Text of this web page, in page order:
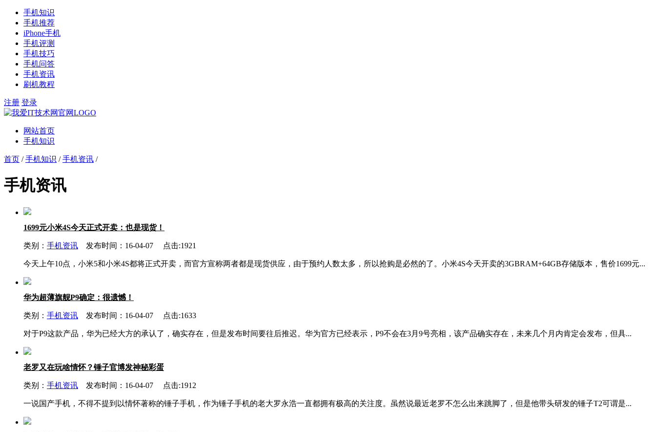
手机知识
手机推荐
iPhone手机
手机评测
手机技巧
手机问答
手机资讯
刷机教程
注册 登录
网站首页
手机知识
首页 /手机知识 /手机资讯 /
手机资讯
1699元小米4S今天正式开卖：也是现货！
类别： 手机资讯 发布时间：16-04-07 点击:1921
今天上午10点，小米5和小米4S都将正式开卖，而官方宣称两者都是现货供应，由于预约人数太多，所以抢购是必然的了。小米4S今天开卖的3GBRAM+64GB存储版本，售价1699元...
华为超薄旗舰P9确定：很遗憾！
类别： 手机资讯 发布时间：16-04-07 点击:1633
对于P9这款产品，华为已经大方的承认了，确实存在，但是发布时间要往后推迟。华为官方已经表示，P9不会在3月9号亮相，该产品确实存在，未来几个月内肯定会发布，但具...
老罗又在玩啥情怀？锤子官博发神秘彩蛋
类别： 手机资讯 发布时间：16-04-07 点击:1912
一说国产手机，不得不提到以情怀著称的锤子手机，作为锤子手机的老大罗永浩一直都拥有极高的关注度。虽然说最近老罗不怎么出来跳脚了，但是他带头研发的锤子T2可谓是...